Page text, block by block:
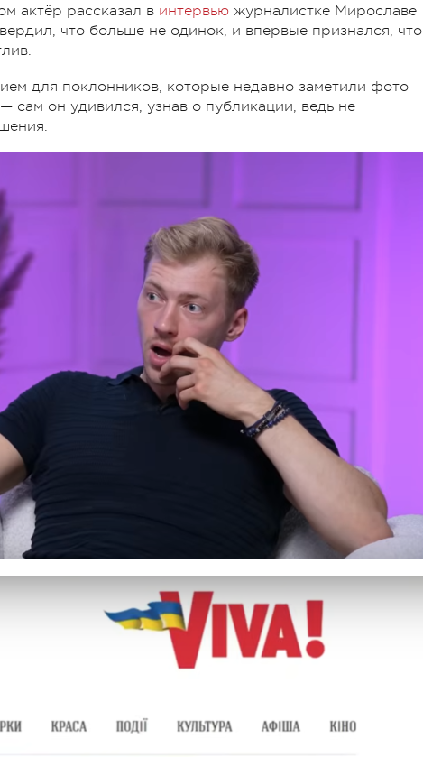
актёр рассказал в интервью журналистке Мирославе
что больше не одинок, и впервые признался, что
для поклонников, которые недавно заметили фото
— сам он удивился, узнав о публикации, ведь не